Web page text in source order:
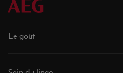
Le goût